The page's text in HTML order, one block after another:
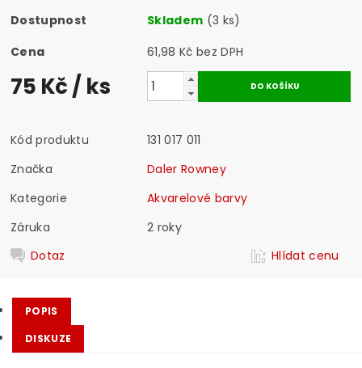
Dostupnost Skladem (3 ks)
Cena
61,98 Kč bez DPH
75 Kč/ ks
Kód produktu
131 017 011
Značka
Daler Rowney
Kategorie
Akvarelové barvy
Záruka
2 roky
Dotaz
Hlídat cenu
POPIS
DISKUZE